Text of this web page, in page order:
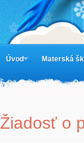
Úvod Materská
Žiadosť o